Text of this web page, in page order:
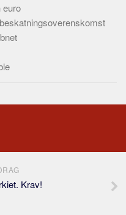
euro
Krav!